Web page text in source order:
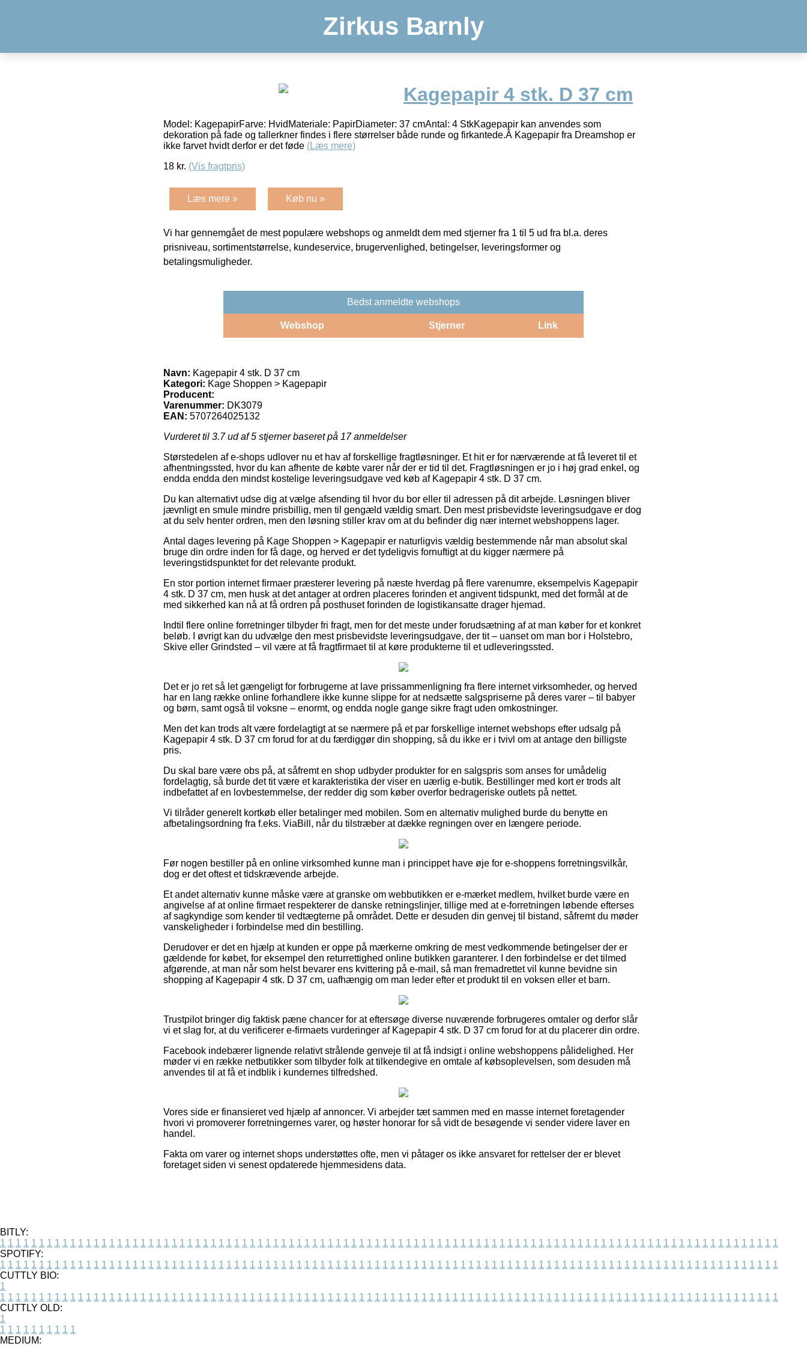
Zirkus Barnly
Kagepapir 4 stk. D 37 cm
Model: KagepapirFarve: HvidMateriale: PapirDiameter: 37 cmAntal: 4 StkKagepapir kan anvendes som
dekoration på fade og tallerkner findes i flere størrelser både runde og firkantede.Â Kagepapir fra Dreamshop er
ikke farvet hvidt derfor er det føde (Læs mere)
18 kr. (Vis fragtpris)
Læs mere » Køb nu »
Vi har gennemgået de mest populære webshops og anmeldt dem med stjerner fra 1 til 5 ud fra bl.a. deres
prisniveau, sortimentstørrelse, kundeservice, brugervenlighed, betingelser, leveringsformer og
betalingsmuligheder.
Bedst anmeldte webshops
Webshop Stjerner Link
Navn: Kagepapir 4 stk. D 37 cm
Kategori: Kage Shoppen > Kagepapir
Producent:
Varenummer: DK3079
EAN: 5707264025132
Vurderet til 3.7ud af 5 stjerner baseret på 17anmeldelser
Størstedelen af e-shops udlover nu et hav af forskellige fragtløsninger. Et hit er for nærværende at få leveret til et
afhentningssted, hvor du kan afhente de købte varer når der er tid til det. Fragtløsningen er jo i høj grad enkel, og
endda endda den mindst kostelige leveringsudgave ved køb af Kagepapir 4 stk. D 37 cm.
Du kan alternativt udse dig at vælge afsending til hvor du bor eller til adressen på dit arbejde. Løsningen bliver
jævnligt en smule mindre prisbillig, men til gengæld vældig smart. Den mest prisbevidste leveringsudgave er dog
at du selv henter ordren, men den løsning stiller krav om at du befinder dig nær internet webshoppens lager.
Antal dages levering på Kage Shoppen > Kagepapir er naturligvis vældig bestemmende når man absolut skal
bruge din ordre inden for få dage, og herved er det tydeligvis fornuftigt at du kigger nærmere på
leveringstidspunktet for det relevante produkt.
En stor portion internet firmaer præsterer levering på næste hverdag på flere varenumre, eksempelvis Kagepapir
4 stk. D 37 cm, men husk at det antager at ordren placeres forinden et angivent tidspunkt, med det formål at de
med sikkerhed kan nå at få ordren på posthuset forinden de logistikansatte drager hjemad.
Indtil flere online forretninger tilbyder fri fragt, men for det meste under forudsætning af at man køber for et konkret
beløb. I øvrigt kan du udvælge den mest prisbevidste leveringsudgave, der tit – uanset om man bor i Holstebro,
Skive eller Grindsted – vil være at få fragtfirmaet til at køre produkterne til et udleveringssted.
Det er jo ret så let gængeligt for forbrugerne at lave prissammenligning fra flere internet virksomheder, og herved
har en lang række online forhandlere ikke kunne slippe for at nedsætte salgspriserne på deres varer – til babyer
og børn, samt også til voksne – enormt, og endda nogle gange sikre fragt uden omkostninger.
Men det kan trods alt være fordelagtigt at se nærmere på et par forskellige internet webshops efter udsalg på
Kagepapir 4 stk. D 37 cm forud for at du færdiggør din shopping, så du ikke er i tvivl om at antage den billigste
pris.
Du skal bare være obs på, at såfremt en shop udbyder produkter for en salgspris som anses for umådelig
fordelagtig, så burde det tit være et karakteristika der viser en uærlig e-butik. Bestillinger med kort er trods alt
indbefattet af en lovbestemmelse, der redder dig som køber overfor bedrageriske outlets på nettet.
Vi tilråder generelt kortkøb eller betalinger med mobilen. Som en alternativ mulighed burde du benytte en
afbetalingsordning fra f.eks. ViaBill, når du tilstræber at dække regningen over en længere periode.
Før nogen bestiller på en online virksomhed kunne man i princippet have øje for e-shoppens forretningsvilkår,
dog er det oftest et tidskrævende arbejde.
Et andet alternativ kunne måske være at granske om webbutikken er e-mærket medlem, hvilket burde være en
angivelse af at online firmaet respekterer de danske retningslinjer, tillige med at e-forretningen løbende efterses
af sagkyndige som kender til vedtægterne på området. Dette er desuden din genvej til bistand, såfremt du møder
vanskeligheder i forbindelse med din bestilling.
Derudover er det en hjælp at kunden er oppe på mærkerne omkring de mest vedkommende betingelser der er
gældende for købet, for eksempel den returrettighed online butikken garanterer. I den forbindelse er det tilmed
afgørende, at man når som helst bevarer ens kvittering på e-mail, så man fremadrettet vil kunne bevidne sin
shopping af Kagepapir 4 stk. D 37 cm, uafhængig om man leder efter et produkt til en voksen eller et barn.
Trustpilot bringer dig faktisk pæne chancer for at eftersøge diverse nuværende forbrugeres omtaler og derfor slår
vi et slag for, at du verificerer e-firmaets vurderinger af Kagepapir 4 stk. D 37 cm forud for at du placerer din ordre.
Facebook indebærer lignende relativt strålende genveje til at få indsigt i online webshoppens pålidelighed. Her
møder vi en række netbutikker som tilbyder folk at tilkendegive en omtale af købsoplevelsen, som desuden må
anvendes til at få et indblik i kundernes tilfredshed.
Vores side er finansieret ved hjælp af annoncer. Vi arbejder tæt sammen med en masse internet foretagender
hvori vi promoverer forretningernes varer, og høster honorar for så vidt de besøgende vi sender videre laver en
handel.
Fakta om varer og internet shops understøttes ofte, men vi påtager os ikke ansvaret for rettelser der er blevet
foretaget siden vi senest opdaterede hjemmesidens data.
BITLY:
1 1 1 1 1 1 1 1 1 1 1 1 1 1 1 1 1 1 1 1 1 1 1 1 1 1 1 1 1 1 1 1 1 1 1 1 1 1 1 1 1 1 1 1 1 1 1 1 1 1 1 1 1 1 1 1 1 1 1 1 1 1 1 1 1 1 1 1 1 1 1 1 1 1 1 1 1 1 1 1 1 1 1 1 1 1 1 1 1 1 1 1 1 1 1 1 1 1 1 1
SPOTIFY:
1 1 1 1 1 1 1 1 1 1 1 1 1 1 1 1 1 1 1 1 1 1 1 1 1 1 1 1 1 1 1 1 1 1 1 1 1 1 1 1 1 1 1 1 1 1 1 1 1 1 1 1 1 1 1 1 1 1 1 1 1 1 1 1 1 1 1 1 1 1 1 1 1 1 1 1 1 1 1 1 1 1 1 1 1 1 1 1 1 1 1 1 1 1 1 1 1 1 1 1
CUTTLY BIO:
1
1 1 1 1 1 1 1 1 1 1 1 1 1 1 1 1 1 1 1 1 1 1 1 1 1 1 1 1 1 1 1 1 1 1 1 1 1 1 1 1 1 1 1 1 1 1 1 1 1 1 1 1 1 1 1 1 1 1 1 1 1 1 1 1 1 1 1 1 1 1 1 1 1 1 1 1 1 1 1 1 1 1 1 1 1 1 1 1 1 1 1 1 1 1 1 1 1 1 1 1
CUTTLY OLD:
1
1 1 1 1 1 1 1 1 1 1
MEDIUM: